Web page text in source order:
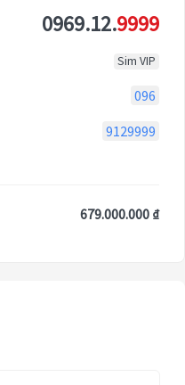
0969.12.9999
Sim VIP
096
9129999
679.000.000 ₫